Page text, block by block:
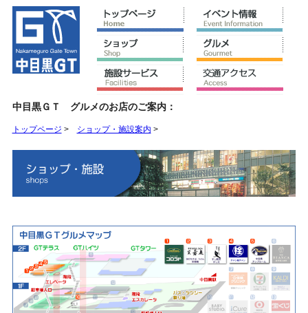
中目黒ＧＴ グルメのお店のご案内：
トップページ > ショップ・施設案内 >